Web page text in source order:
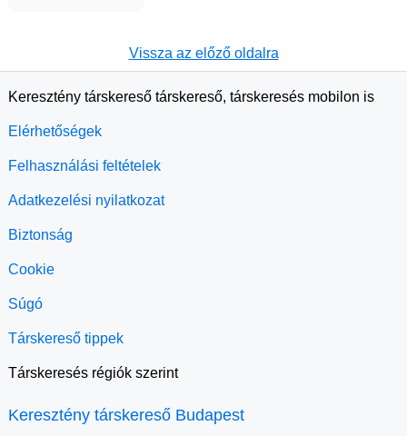
Vissza az előző oldalra
Keresztény társkereső társkereső, társkeresés mobilon is
Elérhetőségek
Felhasználási feltételek
Adatkezelési nyilatkozat
Biztonság
Cookie
Súgó
Társkereső tippek
Társkeresés régiók szerint
Keresztény társkereső Budapest